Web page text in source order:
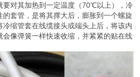
要对其加热到一定温度（70℃以上），冷
套管，是将其撑大后，膨胀到一个螺旋
缩管套在线缆接头或端头上后，将该内
像弹簧一样快速收缩，并紧紧的贴在线